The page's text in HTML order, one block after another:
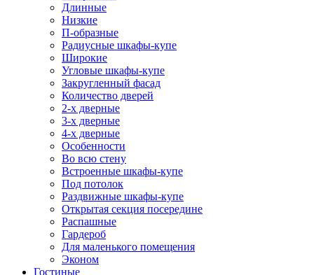
Длинные
Низкие
П-образные
Радиусные шкафы-купе
Широкие
Угловые шкафы-купе
Закругленный фасад
Количество дверей
2-х дверные
3-х дверные
4-х дверные
Особенности
Во всю стену
Встроенные шкафы-купе
Под потолок
Раздвижные шкафы-купе
Открытая секция посередине
Распашные
Гардероб
Для маленького помещения
Эконом
Гостиные